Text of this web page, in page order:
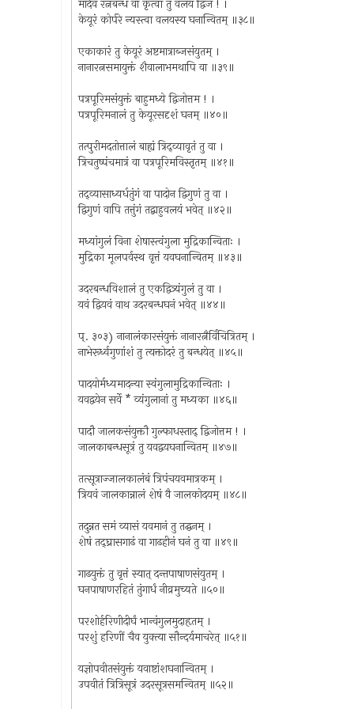
मार्दवं रत्नबन्धं वा कृत्वा तु वलयं द्विज ! ।
केयूरं कोर्परे न्यस्त्वा वलयस्य घनान्वितम् ॥३८॥
एकाकारं तु केयूरं अष्टमात्राब्जसंयुतम् ।
नानारत्नसमायुक्तं शैवालाभमथापि वा ॥३९॥
पत्रपूरिमसंयुक्तं बाहुमध्ये द्विजोत्तम ! ।
पत्रपूरिमनालं तु केयूरसदृशं घनम् ॥४०॥
तत्पुरीमदतोत्तालं बाह्यं त्रिद्व्यावृतं तु वा ।
त्रिचतुष्पंचमात्रं वा पत्रपूरिमविस्तृतम् ॥४१॥
तद्व्यासाध्यर्धतुंगं वा पादोन द्विगुणं तु वा ।
द्विगुणं वापि तत्तुंगं तद्बाहुवलयं भवेत् ॥४२॥
मध्यांगुलं विना शेषास्त्वंगुला मुद्रिकान्विताः ।
मुद्रिका मूलपर्वस्थ वृत्तं यवघनान्वितम् ॥४३॥
उदरबन्धविशालं तु एकद्वित्र्यंगुलं तु वा ।
यवं द्वियवं वाथ उदरबन्धघनं भवेत् ॥४४॥
प्. ३०३) नानालंकारसंयुक्तं नानारत्नैर्विचित्रितम् ।
नाभेरूर्ध्वगुणांशं तु त्यक्तोदरं तु बन्धयेत् ॥४५॥
पादयोर्मध्यमादन्या स्वंगुलामुद्रिकान्विताः ।
यवद्वयेन सर्वे * व्यंगुलानां तु मध्यका ॥४६॥
पादौ जालकसंयुक्तौ गुल्फाधस्ताद् द्विजोत्तम ! ।
जालकाबन्धसूत्रं तु यवद्वयघनान्वितम् ॥४७॥
तत्सूत्राज्जालकालंबं त्रिपंचयवमात्रकम् ।
त्रियवं जालकान्नालं शेषं वै जालकोदयम् ॥४८॥
तदुन्नत समं व्यासं यवमानं तु तद्घनम् ।
शेषं तद्घ्रासगाढं वा गाढहीनं घनं तु वा ॥४९॥
गाढयुक्तं तु वृत्तं स्यात् दन्तपाषाणसंयुतम् ।
घनपाषाणरहितं तुंगार्धं नीव्रमुच्यते ॥५०॥
परशोर्हरिणीदीर्घं भान्वंगुलमुदाहृतम् ।
परशुं हरिणीं चैव युक्त्या सौन्दर्यमाचरेत् ॥५१॥
यज्ञोपवीतसंयुक्तं यवाष्टांशघनान्वितम् ।
उपवीतं त्रित्रिसूत्रं उदरसूत्रसमन्वितम् ॥५२॥